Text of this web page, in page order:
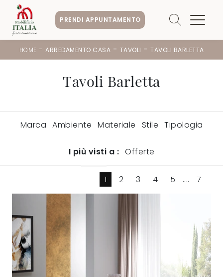
PRENDI APPUNTAMENTO
HOME - ARREDAMENTO CASA - TAVOLI - TAVOLI BARLETTA
Tavoli Barletta
Marca Ambiente Materiale Stile Tipologia
I più visti a : Offerte
1 2 3 4 5 .... 7